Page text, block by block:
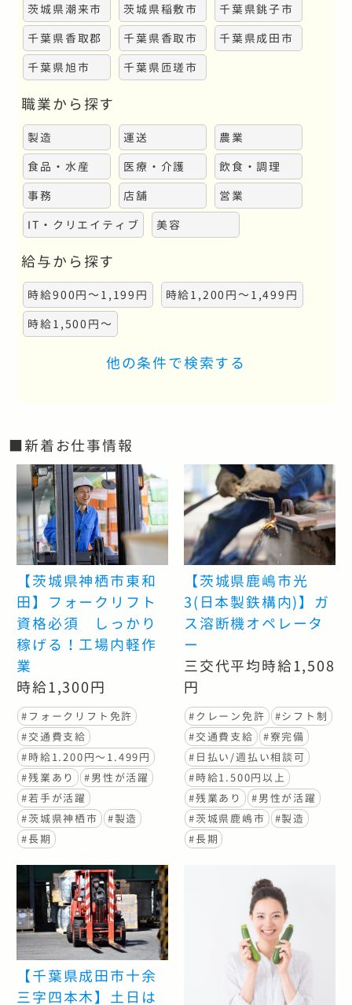
茨城県潮来市
茨城県稲敷市
千葉県銚子市
千葉県香取郡
千葉県香取市
千葉県成田市
千葉県旭市
千葉県匝瑳市
職業から探す
製造 運送
農業
食品・水産
医療・介護
飲食・調理
事務
店舗
営業
IT・クリエイティブ
美容
給与から探す
時給900円～1,199円
時給1,200円～1,499円
時給1,500円～
他の条件で検索する
■新着お仕事情報
【茨城県神栖市東和
田】フォークリフト
資格必須 しっかり
稼げる！工場内軽作
業
時給1,300円
#フォークリフト免許
#交通費支給
#時給1.200円〜1.499円
#残業あり
#男性が活躍
#若手が活躍
#茨城県神栖市
#製造
#長期
【茨城県鹿嶋市光
3(日本製鉄構内)】ガ
ス溶断機オペレータ
ー
三交代平均時給1,508
円
#クレーン免許
#シフト制
#交通費支給
#寮完備
#日払い/週払い相談可
#時給1.500円以上
#残業あり
#男性が活躍
#茨城県鹿嶋市
#製造
#長期
【千葉県成田市十余
三字四本木】土日は